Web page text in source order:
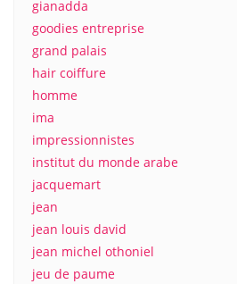
gianadda
goodies entreprise
grand palais
hair coiffure
homme
ima
impressionnistes
institut du monde arabe
jacquemart
jean
jean louis david
jean michel othoniel
jeu de paume